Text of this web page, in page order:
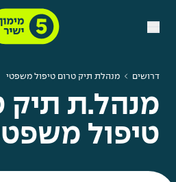
דרושים מנהלת תיק טרום טיפול משפטי
מנהל.ת תיק
טיפול